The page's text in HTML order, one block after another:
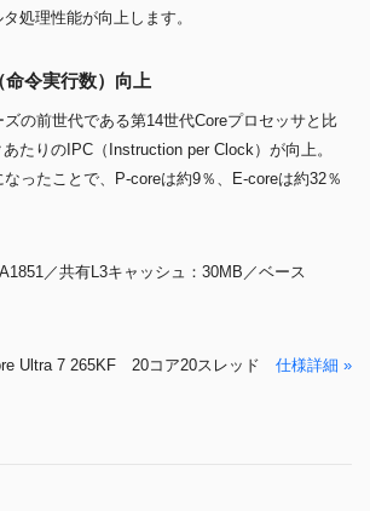
処理性能が向上します。
令実行数）向上
の前世代である第14世代Coreプロセッサと比
たりのIPC（Instruction per Clock）が向上。
ったことで、P-coreは約9％、E-coreは約32％
／共有L3キャッシュ：30MB／ベース
Ultra 7 265KF 20コア20スレッド 仕様詳細 »